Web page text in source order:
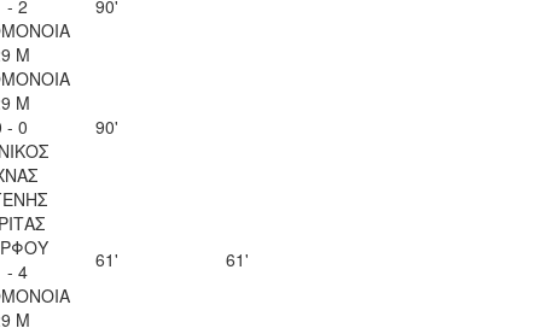
- 2
Μ
90'
Μ
- 0
90'
- 4
Μ
61' 61'